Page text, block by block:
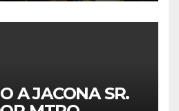
A JACONA SR.